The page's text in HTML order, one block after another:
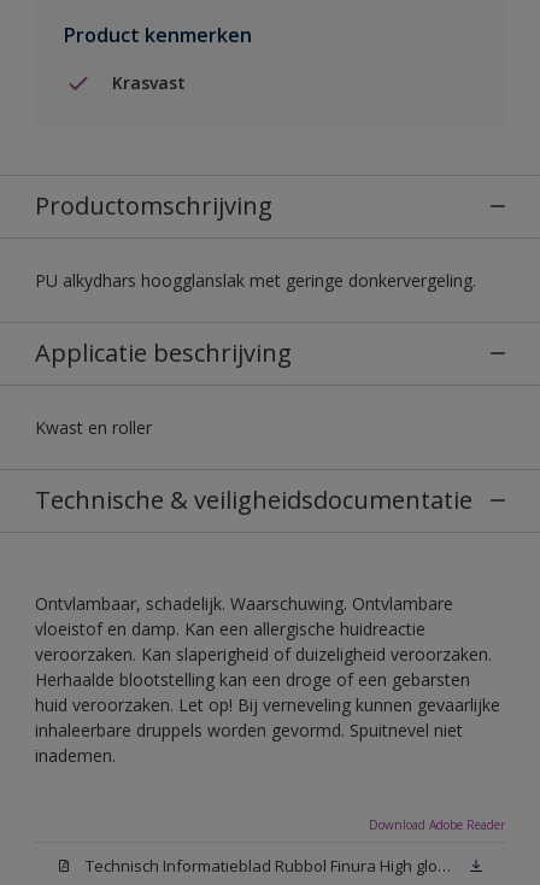
Product kenmerken
Krasvast
Productomschrijving
PU alkydhars hoogglanslak met geringe donkervergeling.
Applicatie beschrijving
Kwast en roller
Technische & veiligheidsdocumentatie
Ontvlambaar, schadelijk. Waarschuwing. Ontvlambare
vloeistof en damp. Kan een allergische huidreactie
veroorzaken. Kan slaperigheid of duizeligheid veroorzaken.
Herhaalde blootstelling kan een droge of een gebarsten
huid veroorzaken. Let op! Bij verneveling kunnen gevaarlijke
inhaleerbare druppels worden gevormd. Spuitnevel niet
inademen.
Download Adobe Reader
Technisch Informatieblad Rubbol Finura High gloss (PDF)